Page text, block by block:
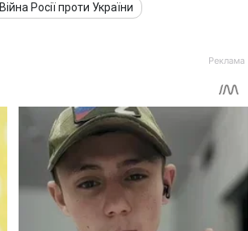
Війна Росії проти України